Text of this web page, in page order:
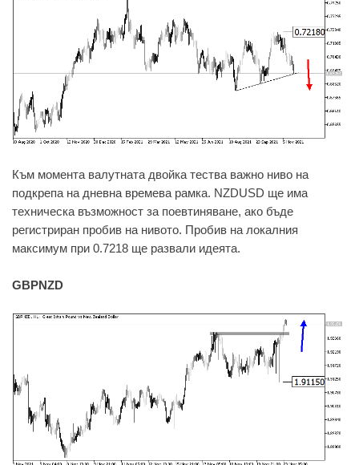
Към момента валутната двойка тества важно ниво на
подкрепа на дневна времева рамка. NZDUSD ще има
техническа възможност за поевтиняване, ако бъде
регистриран пробив на нивото. Пробив на локалния
максимум при 0.7218 ще развали идеята.
GBPNZD